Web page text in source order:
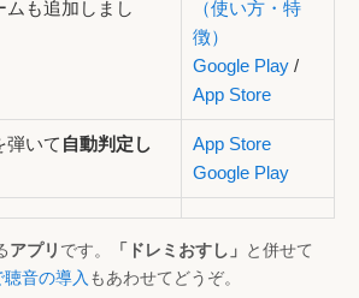
も追加しまし
（使い方・特
徴）
Google Play /
App Store
弾いて 自動判定し
App Store
Google Play
アプリ です。 「ドレミおすし」 と併せて
音の導入 もあわせてどうぞ。